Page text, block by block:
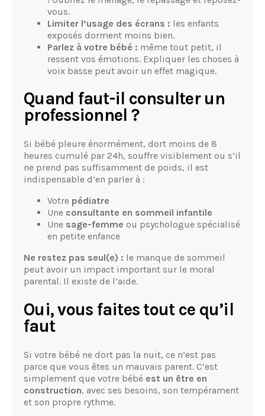
vous.
Limiter l’usage des écrans : les enfants
exposés dorment moins bien.
Parlez à votre bébé : même tout petit, il
ressent vos émotions. Expliquer les choses à
voix basse peut avoir un effet magique.
Quand faut-il consulter un
professionnel ?
Si bébé pleure énormément, dort moins de 8
heures cumulé par 24h, souffre visiblement ou s’il
ne prend pas suffisamment de poids, il est
indispensable d’en parler à :
Votre pédiatre
Une consultante en sommeil infantile
Une sage-femme ou psychologue spécialisé
en petite enfance
Ne restez pas seul(e) : le manque de sommeil
peut avoir un impact important sur le moral
parental. Il existe de l’aide.
Oui, vous faites tout ce qu’il
faut
Si votre bébé ne dort pas la nuit, ce n’est pas
parce que vous êtes un mauvais parent. C’est
simplement que votre bébé est un être en
construction, avec ses besoins, son tempérament
et son propre rythme.